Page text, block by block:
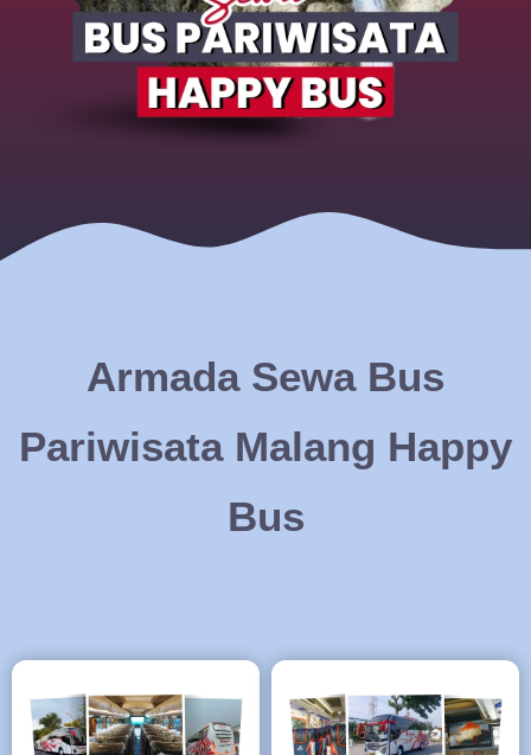
Armada Sewa Bus
Pariwisata Malang Happy
Bus